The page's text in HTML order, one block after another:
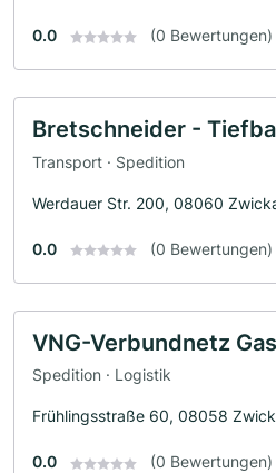
0.0 (0 Bewertungen)
Bretschneider -
Transport · Spedition
Werdauer Str. 200, 08060
0.0 (0 Bewertungen)
VNG-Verbundnetz Gas
Spedition · Logistik
Frühlingsstraße 60, 08058
0.0 (0 Bewertungen)